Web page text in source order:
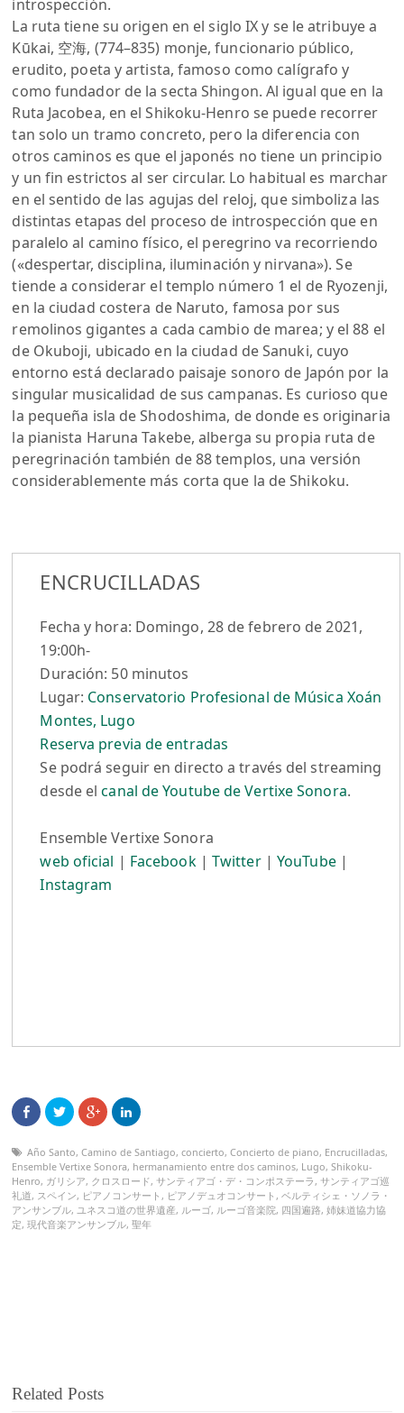
introspección.
La ruta tiene su origen en el siglo IX y se le atribuye a
Kūkai, 空海, (774–835) monje, funcionario público,
erudito, poeta y artista, famoso como calígrafo y
como fundador de la secta Shingon. Al igual que en la
Ruta Jacobea, en el Shikoku-Henro se puede recorrer
tan solo un tramo concreto, pero la diferencia con
otros caminos es que el japonés no tiene un principio
y un fin estrictos al ser circular. Lo habitual es marchar
en el sentido de las agujas del reloj, que simboliza las
distintas etapas del proceso de introspección que en
paralelo al camino físico, el peregrino va recorriendo
(«despertar, disciplina, iluminación y nirvana»). Se
tiende a considerar el templo número 1 el de Ryozenji,
en la ciudad costera de Naruto, famosa por sus
remolinos gigantes a cada cambio de marea; y el 88 el
de Okuboji, ubicado en la ciudad de Sanuki, cuyo
entorno está declarado paisaje sonoro de Japón por la
singular musicalidad de sus campanas. Es curioso que
la pequeña isla de Shodoshima, de donde es originaria
la pianista Haruna Takebe, alberga su propia ruta de
peregrinación también de 88 templos, una versión
considerablemente más corta que la de Shikoku.
ENCRUCILLADAS
Fecha y hora: Domingo, 28 de febrero de 2021,
19:00h-
Duración: 50 minutos
Lugar: Conservatorio Profesional de Música Xoán
Montes, Lugo
Reserva previa de entradas
Se podrá seguir en directo a través del streaming
desde elcanal de Youtube de Vertixe Sonora.
Ensemble Vertixe Sonora
web oficial | Facebook| Twitter| YouTube|
Instagram
Año Santo,Camino de Santiago,concierto,Concierto de piano, Encrucilladas,
Ensemble Vertixe Sonora, hermanamiento entre dos caminos, Lugo,Shikoku-
Henro, ガリシア, クロスロード, サンティアゴ・デ・コンポステーラ , サンティアゴ巡
礼道, スペイン, ピアノコンサート , ピアノデュオコンサート ,ベルティシェ・ソノラ・
アンサンブル, ユネスコ道の世界遺産, ルーゴ, ルーゴ音楽院, 四国遍路,姉妹道協力協
定,現代音楽アンサンブル,聖年
Related Posts